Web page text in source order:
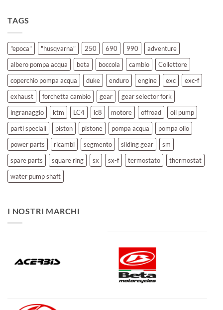
TAGS
"epoca" "husqvarna" 250 690 990
adventure
albero pompa acqua
beta boccola cambio
Collettore
coperchio pompa acqua
duke enduro engine exc
exc-f
exhaust
forchetta cambio gear
gear selector fork
ingranaggio
ktm LC4 lc8 motore offroad
oil pump
parti speciali
piston pistone pompa acqua
pompa olio
power parts
ricambi segmento sliding gear
sm
spare parts
square ring sx sx-f termostato
thermostat
water pump shaft
I NOSTRI MARCHI